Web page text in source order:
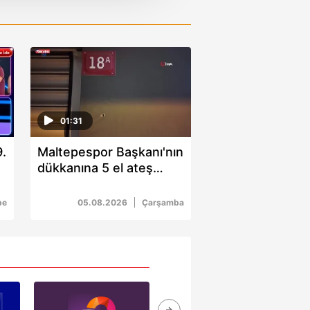
ve sizlere yönelik
detaylı bilgi için Ayarlar
ve sitemizde ilgili
01:31
Maltepespor Başkanı'nın
dükkanına 5 el ateş
05.08.2026 Çarşamba